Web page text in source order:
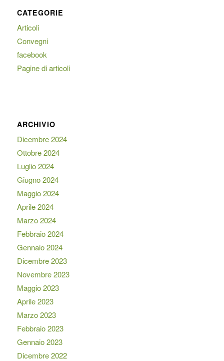
CATEGORIE
Articoli
Convegni
facebook
Pagine di articoli
ARCHIVIO
Dicembre 2024
Ottobre 2024
Luglio 2024
Giugno 2024
Maggio 2024
Aprile 2024
Marzo 2024
Febbraio 2024
Gennaio 2024
Dicembre 2023
Novembre 2023
Maggio 2023
Aprile 2023
Marzo 2023
Febbraio 2023
Gennaio 2023
Dicembre 2022